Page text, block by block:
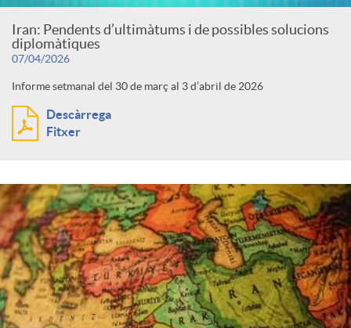
Iran: Pendents d’ultimàtums i de possibles solucions
diplomàtiques
07/04/2026
Informe setmanal del 30 de març al 3 d’abril de 2026
Descàrrega
Fitxer